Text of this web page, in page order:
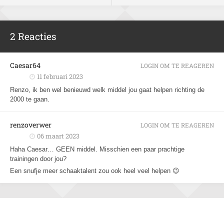
2 Reacties
Caesar64
11 februari 2023
Renzo, ik ben wel benieuwd welk middel jou gaat helpen richting de
2000 te gaan.
LOGIN OM TE REAGEREN
renzoverwer
06 maart 2023
Haha Caesar… GEEN middel. Misschien een paar prachtige
trainingen door jou?
Een snufje meer schaaktalent zou ook heel veel helpen 😉
LOGIN OM TE REAGEREN